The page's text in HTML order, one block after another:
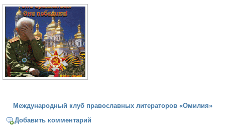
Международный клуб православных литераторов «Омилия»
Добавить комментарий